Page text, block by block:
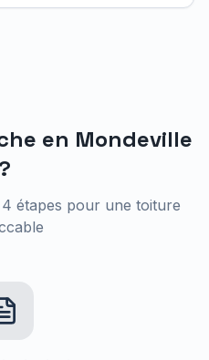
en Mondeville
?
étapes pour une toiture